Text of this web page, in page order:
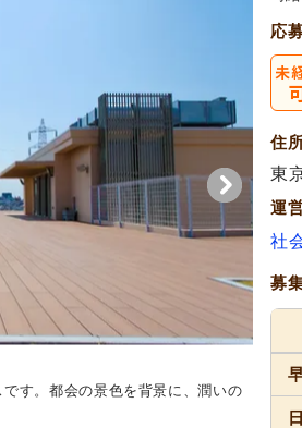
す。都会の景色を背景に、潤いの
す。
応
住
東
運
社
募